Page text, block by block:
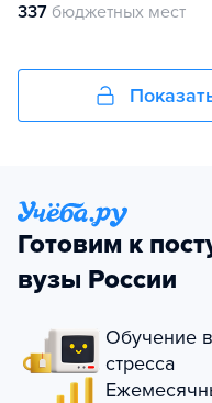
337 бюджетных мест
Готовим к
вузы России
Обучение
стресса